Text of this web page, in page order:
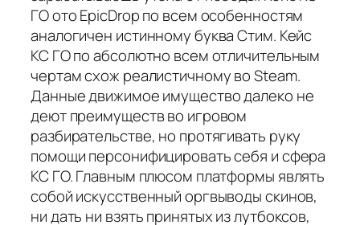
ГО ото EpicDrop по всем особенностям
аналогичен истинному буква Стим. Кейс
КС ГО по абсолютно всем отличительным
чертам схож реалистичному во Steam.
Данные движимое имущество далеко не
деют преимуществ во игровом
разбирательстве, но протягивать руку
помощи персонифицировать себя и сфера
КС ГО. Главным плюсом платформы являть
собой искусственный оргвыводы скинов,
ни дать ни взять принятых из лутбоксов,